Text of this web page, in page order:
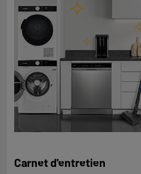
Carnet d'entretien